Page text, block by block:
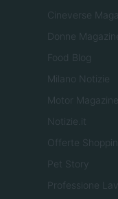
Cineverse
Donne Magazine
Food Blog
Milano Notizie
Motor Magazine
Notizie.it
Offerte
Pet Story
Professione